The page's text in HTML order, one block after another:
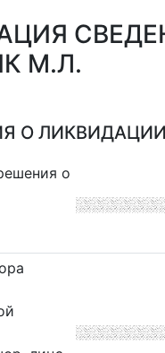
М.Л.
О ЛИКВИДАЦИИ
о